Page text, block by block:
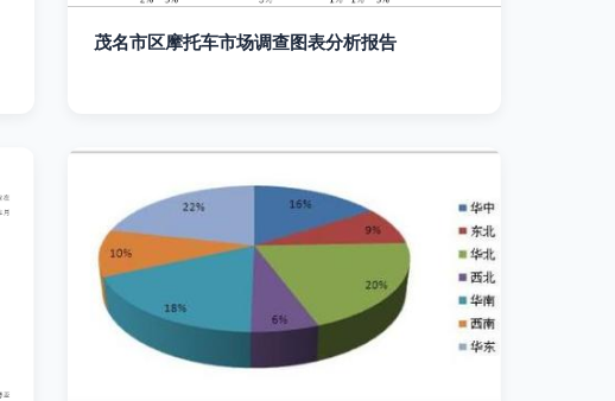
茂名市区摩托车市场调查图表分析报告